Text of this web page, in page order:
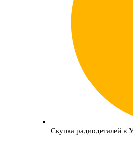
Скупка радиодеталей в